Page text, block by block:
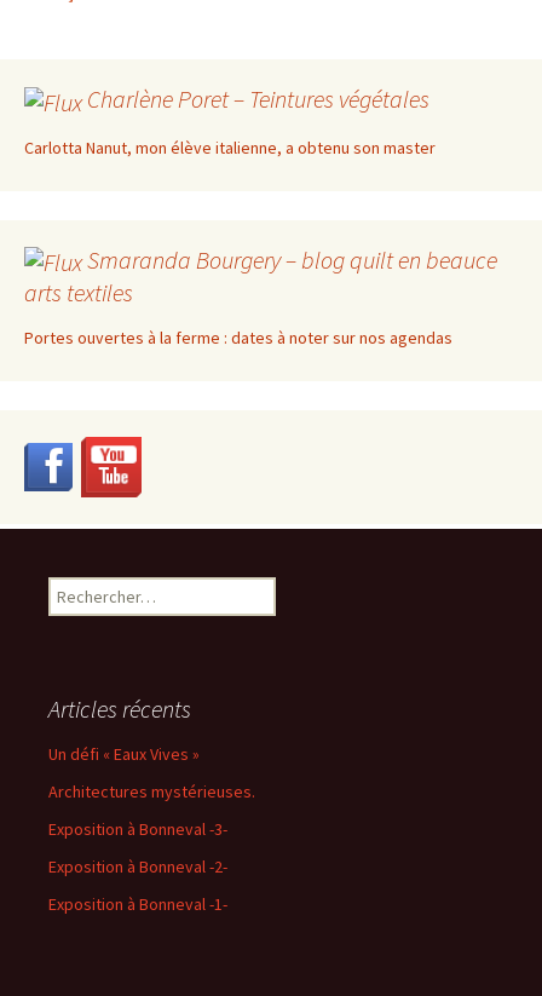
Charlène Poret – Teintures végétales
Carlotta Nanut, mon élève italienne, a obtenu son master
Smaranda Bourgery – blog quilt en beauce
arts textiles
Portes ouvertes à la ferme : dates à noter sur nos agendas
Rechercher :
Articles récents
Un défi « Eaux Vives »
Architectures mystérieuses.
Exposition à Bonneval -3-
Exposition à Bonneval -2-
Exposition à Bonneval -1-